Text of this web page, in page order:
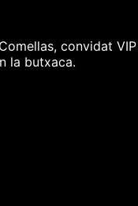
convidat
la butxaca.